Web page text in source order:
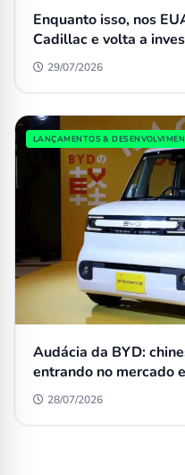
Enquanto isso, nos
Cadillac e volta a
29/07/2026
LANÇAMENTOS &
Audácia da BYD:
entrando no mercado
28/07/2026